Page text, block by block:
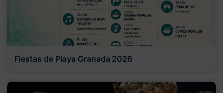
Fiestas de Playa Granada 2026